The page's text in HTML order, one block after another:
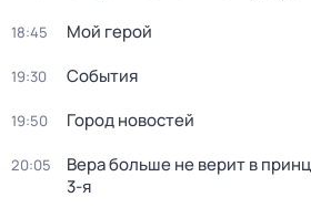
18:45 Мой герой
19:30 События
19:50 Город новостей
20:05 Вера больше не верит в
3-я